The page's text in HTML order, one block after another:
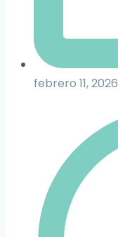
febrero 11, 2026